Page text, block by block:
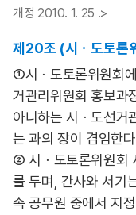
개정 2010. 1. 25 .>
제20조 (시ㆍ도토론
①시ㆍ도토론위원회
거관리위원회 홍보과
아니하는 시ㆍ도선거
는 과의 장이 겸임한
② 시ㆍ도토론위원회
를 두며, 간사와 서기
속 공무원 중에서 지